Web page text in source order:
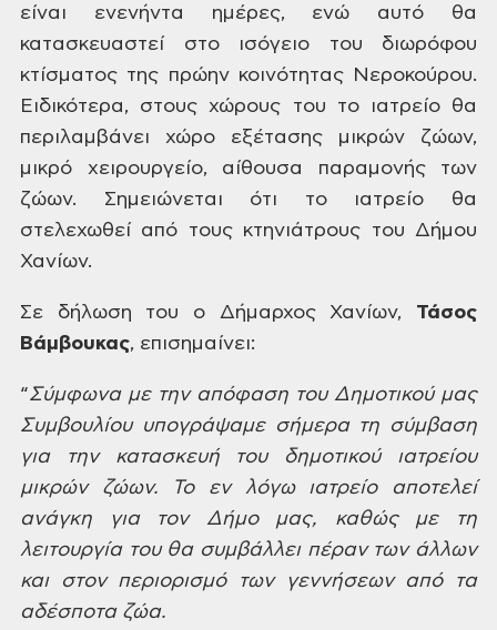
είναι ενενήντα ημέρες, ενώ αυτό θα
κατασκευαστεί στο ισόγειο του διωρόφου
κτίσματος της πρώην κοινότητας Νεροκούρου.
Ειδικότερα, στους χώρους του το ιατρείοθα
περιλαμβάνει χώρο εξέτασης μικρών ζώων,
μικρό χειρουργείο, αίθουσα
παραμονής των
ζώων. Σημειώνεται ότι το ιατρείο θα
στελεχωθεί από τους κτηνιάτρους του Δήμου
Χανίων.
Σε δήλωση του ο Δήμαρχος Χανίων, Τάσος
Βάμβουκας, επισημαίνει:
“Σύμφωναμε την απόφαση του Δημοτικού μας
Συμβουλίου υπογράψαμε σήμερα τη σύμβαση
για την κατασκευή του δημοτικού ιατρείου
μικρών ζώων. Το εν λόγω ιατρείο αποτελεί
ανάγκη για τον Δήμο μας, καθώς με τη
λειτουργία του θα συμβάλλει πέραν τωνάλλων
και στον περιορισμό των γεννήσεωναπό τα
αδέσποτα ζώα.